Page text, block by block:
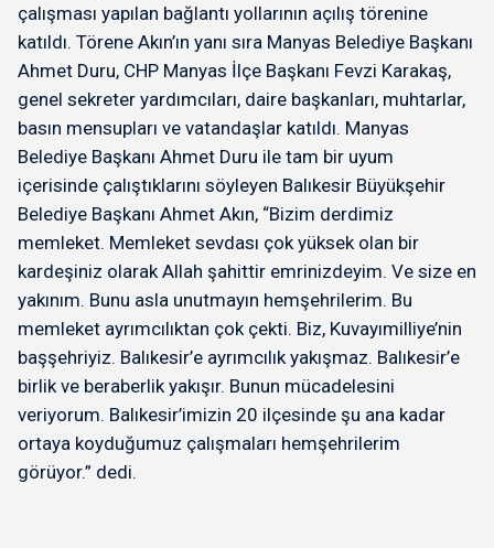
çalışması yapılan bağlantı yollarının açılış törenine
katıldı. Törene Akın’ın yanı sıra Manyas Belediye Başkanı
Ahmet Duru, CHP Manyas İlçe Başkanı Fevzi Karakaş,
genel sekreter yardımcıları, daire başkanları, muhtarlar,
basın mensupları ve vatandaşlar katıldı. Manyas
Belediye Başkanı Ahmet Duru ile tam bir uyum
içerisinde çalıştıklarını söyleyen Balıkesir Büyükşehir
Belediye Başkanı Ahmet Akın, “Bizim derdimiz
memleket. Memleket sevdası çok yüksek olan bir
kardeşiniz olarak Allah şahittir emrinizdeyim. Ve size en
yakınım. Bunu asla unutmayın hemşehrilerim. Bu
memleket ayrımcılıktan çok çekti. Biz, Kuvayımilliye’nin
başşehriyiz. Balıkesir’e ayrımcılık yakışmaz. Balıkesir’e
birlik ve beraberlik yakışır. Bunun mücadelesini
veriyorum. Balıkesir’imizin 20 ilçesinde şu ana kadar
ortaya koyduğumuz çalışmaları hemşehrilerim
görüyor.” dedi.